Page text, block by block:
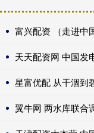
富兴配资 （走进中
天天配资网 中国发
星富优配 从干涸到
翼牛网 两水库联合